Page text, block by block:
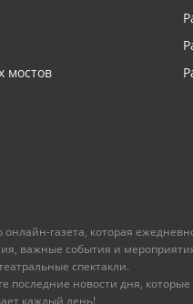
мостов
газета, которая
важные события и
спектакли.
последние новости дня,
каждый день!